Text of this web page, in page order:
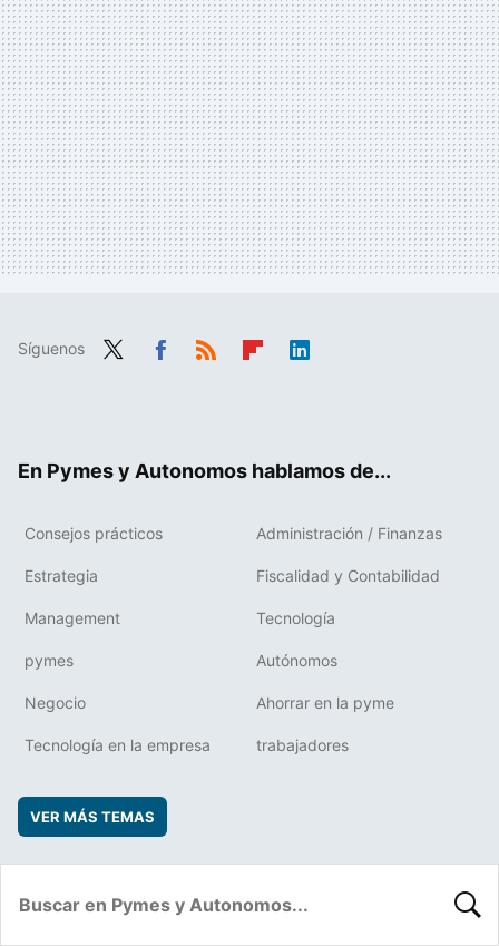
Síguenos
En Pymes y Autonomos hablamos de...
Consejos prácticos Administración / Finanzas
Estrategia Fiscalidad y Contabilidad
Management Tecnología
pymes Autónomos
Negocio Ahorrar en la pyme
Tecnología en la empresa trabajadores
VER MÁS TEMAS